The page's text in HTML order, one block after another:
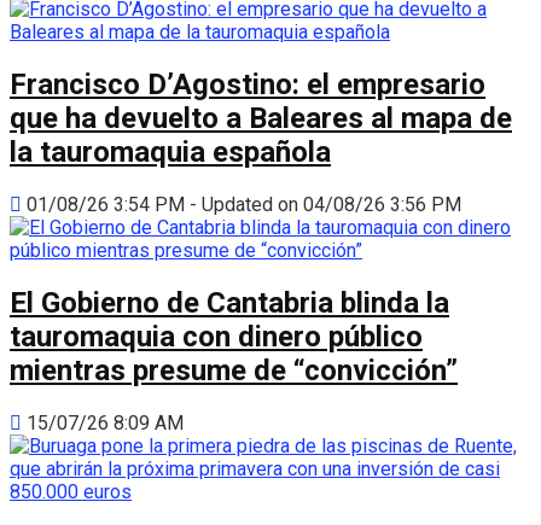
Francisco D’Agostino: el empresario
que ha devuelto a Baleares al mapa de
la tauromaquia española
01/08/26 3:54 PM - Updated on 04/08/26 3:56 PM
El Gobierno de Cantabria blinda la
tauromaquia con dinero público
mientras presume de “convicción”
15/07/26 8:09 AM